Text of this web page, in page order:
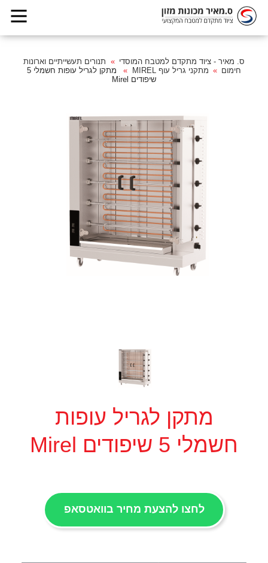
ס. מאיר - ציוד מתקדם למטבח המוסדי
תנורים תעשייתיים וארונות
חימום
מתקני גריל עוף MIREL
מתקן לגריל עופות חשמלי 5
שיפודים Mirel
מתקן לגריל עופות
חשמלי 5 שיפודים Mirel
לחצו להצעת מחיר בוואטסאפ